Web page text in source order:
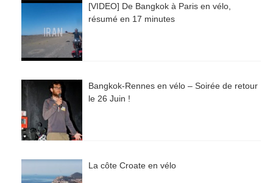
[VIDEO] De Bangkok à Paris en vélo,
résumé en 17 minutes
Bangkok-Rennes en vélo – Soirée de retour
le 26 Juin !
La côte Croate en vélo